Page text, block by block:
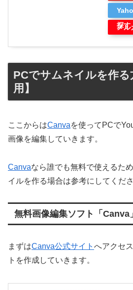
探す
メル
PCでサムネイルを作る
用】
ここからはCanvaを使ってPCで
画像を編集していきます。
Canvaなら誰でも無料で使えるた
イルを作る場合は参考にしてくださ
無料画像編集ソフト「Canva
まずはCanva公式サイト へアクセ
トを作成していきます。